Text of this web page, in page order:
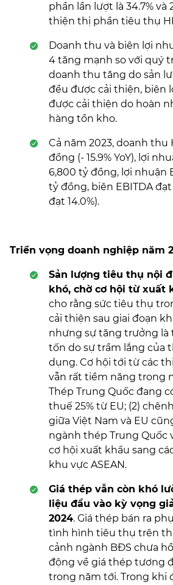
phần lần lượt là 34.7% và
thiện thị phần tiêu thụ
Doanh thu và biên lợi
4 tăng mạnh so với quý
doanh thu tăng do sản
đều được cải thiện, biên
được cải thiện do hoàn
hàng tồn kho.
Cả năm 2023, doanh thu
đồng (- 15.9% YoY), lợi
6,800 tỷ đồng, lợi nhuận
tỷ đồng, biên EBITDA đạt
đạt 14.0%).
Triển vọng doanh nghiệp năm
Sản lượng tiêu thụ nội
khó, chờ cơ hội từ xuất
cho rằng sức tiêu thụ
cải thiện sau giai đoạn
nhưng sự tăng trưởng là
tốn do sự trầm lắng của
dụng. Cơ hội tới từ các
vẫn rất tiềm năng trong
Thép Trung Quốc đang
thuế 25% từ EU; (2)
giữa Việt Nam và EU
ngành thép Trung Quốc
cơ hội xuất khẩu sang
khu vực ASEAN.
Giá thép vẫn còn khó
liệu đầu vào kỳ vọng
2024. Giá thép bán ra
tình hình tiêu thụ trên
cảnh ngành BĐS chưa
động về giá thép tương
trong năm tới. Trong khi